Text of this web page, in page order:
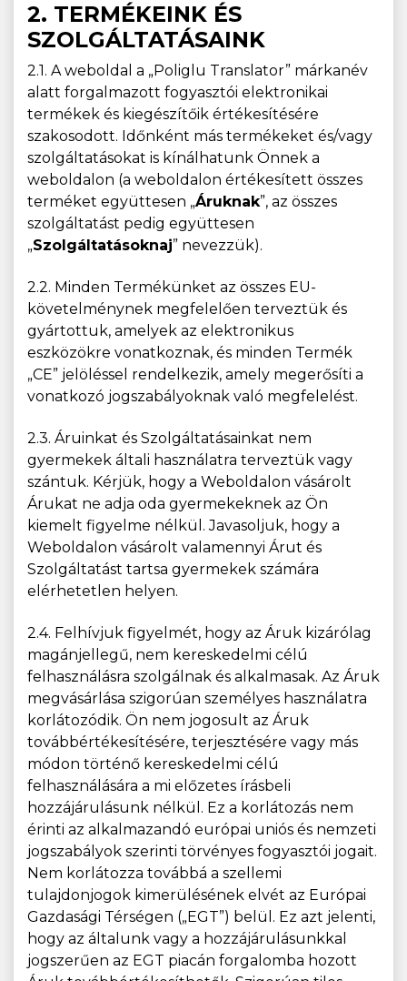
2. TERMÉKEINK ÉS
SZOLGÁLTATÁSAINK
2.1. A weboldal a „Poliglu Translator” márkanév
alatt forgalmazott fogyasztói elektronikai
termékek és kiegészítőik értékesítésére
szakosodott. Időnként más termékeket és/vagy
szolgáltatásokat is kínálhatunk Önnek a
weboldalon (a weboldalon értékesített összes
terméket együttesen „Áruknak”, az összes
szolgáltatást pedig együttesen
„Szolgáltatásoknaj” nevezzük).
2.2. Minden Termékünket az összes EU-
követelménynek megfelelően terveztük és
gyártottuk, amelyek az elektronikus
eszközökre vonatkoznak, és minden Termék
„CE” jelöléssel rendelkezik, amely megerősíti a
vonatkozó jogszabályoknak való megfelelést.
2.3. Áruinkat és Szolgáltatásainkat nem
gyermekek általi használatra terveztük vagy
szántuk. Kérjük, hogy a Weboldalon vásárolt
Árukat ne adja oda gyermekeknek az Ön
kiemelt figyelme nélkül. Javasoljuk, hogy a
Weboldalon vásárolt valamennyi Árut és
Szolgáltatást tartsa gyermekek számára
elérhetetlen helyen.
2.4. Felhívjuk figyelmét, hogy az Áruk kizárólag
magánjellegű, nem kereskedelmi célú
felhasználásra szolgálnak és alkalmasak. Az Áruk
megvásárlása szigorúan személyes használatra
korlátozódik. Ön nem jogosult az Áruk
továbbértékesítésére, terjesztésére vagy más
módon történő kereskedelmi célú
felhasználására a mi előzetes írásbeli
hozzájárulásunk nélkül. Ez a korlátozás nem
érinti az alkalmazandó európai uniós és nemzeti
jogszabályok szerinti törvényes fogyasztói jogait.
Nem korlátozza továbbá a szellemi
tulajdonjogok kimerülésének elvét az Európai
Gazdasági Térségen („EGT”) belül. Ez azt jelenti,
hogy az általunk vagy a hozzájárulásunkkal
jogszerűen az EGT piacán forgalomba hozott